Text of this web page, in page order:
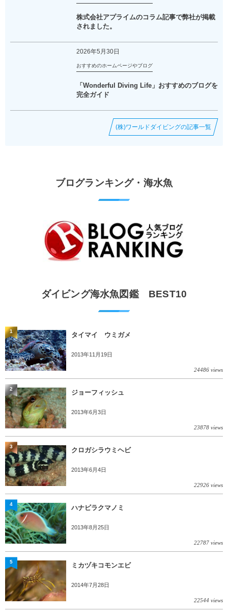
株式会社アプライムのコラム記事で弊社が掲載
されました。
2026年5月30日
おすすめのホームページやブログ
「Wonderful Diving Life」おすすめのブログを
完全ガイド
(株)ワールドダイビングの記事一覧
ブログランキング・海水魚
ダイビング海水魚図鑑 BEST10
タイマイ ウミガメ
2013年11月19日
24486 views
1
ジョーフィッシュ
2013年6月3日
23878 views
2
クロガシラウミヘビ
2013年6月4日
22926 views
3
ハナビラクマノミ
2013年8月25日
22787 views
4
ミカヅキコモンエビ
2014年7月28日
22544 views
5